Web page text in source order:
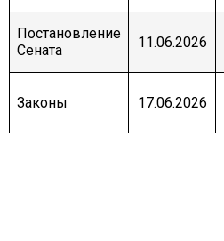
Постановление
Сената
11.06.2026
Законы 17.06.2026